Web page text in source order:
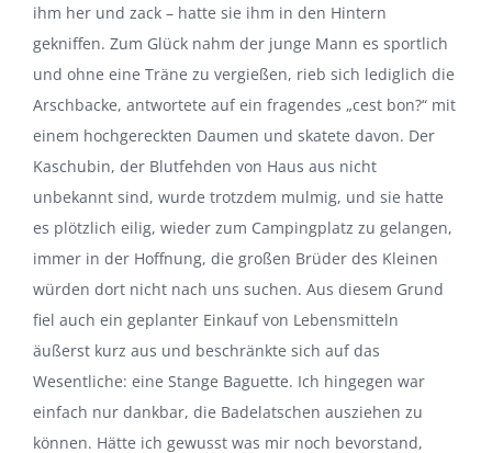
ihm her und zack – hatte sie ihm in den Hintern
gekniffen. Zum Glück nahm der junge Mann es sportlich
und ohne eine Träne zu vergießen, rieb sich lediglich die
Arschbacke, antwortete auf ein fragendes „cest bon?“ mit
einem hochgereckten Daumen und skatete davon. Der
Kaschubin, der Blutfehden von Haus aus nicht
unbekannt sind, wurde trotzdem mulmig, und sie hatte
es plötzlich eilig, wieder zum Campingplatz zu gelangen,
immer in der Hoffnung, die großen Brüder des Kleinen
würden dort nicht nach uns suchen. Aus diesem Grund
fiel auch ein geplanter Einkauf von Lebensmitteln
äußerst kurz aus und beschränkte sich auf das
Wesentliche: eine Stange Baguette. Ich hingegen war
einfach nur dankbar, die Badelatschen ausziehen zu
können. Hätte ich gewusst was mir noch bevorstand,